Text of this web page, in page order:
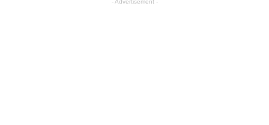
- Advertisement -